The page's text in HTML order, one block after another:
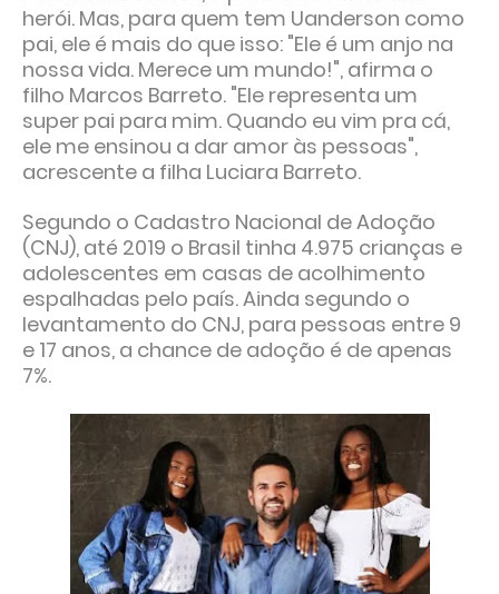
herói. Mas, para quem tem Uanderson como
pai, ele é mais do que isso: "Ele é um anjo na
nossa vida. Merece um mundo!", afirma o
filho Marcos Barreto. "Ele representa um
super pai para mim. Quando eu vim pra cá,
ele me ensinou a dar amor às pessoas",
acrescente a filha Luciara Barreto.
Segundo o Cadastro Nacional de Adoção
(CNJ), até 2019 o Brasil tinha 4.975 crianças e
adolescentes em casas de acolhimento
espalhadas pelo país. Ainda segundo o
levantamento do CNJ, para pessoas entre 9
e 17 anos, a chance de adoção é de apenas
7%.